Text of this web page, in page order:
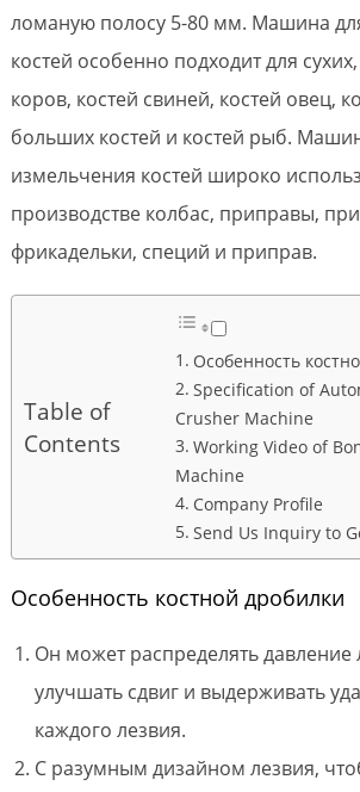
ломаную полосу 5-80 мм. Машина
костей особенно подходит для
коров, костей свиней, костей овец,
больших костей и костей рыб.
измельчения костей широко
производстве колбас, приправы,
фрикадельки, специй и приправ.
Table of
Contents
Особенность
Specification of
Crusher Machine
Working Video of
Machine
Company Profile
Send Us Inquiry to
Особенность костной дробилки
Он может распределять давление
улучшать сдвиг и выдерживать
каждого лезвия.
С разумным дизайном лезвия,